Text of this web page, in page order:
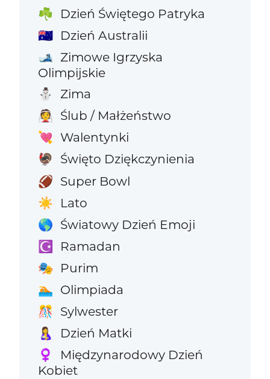
☘️ Dzień Świętego Patryka
🇦🇺 Dzień Australii
🎿 Zimowe Igrzyska
Olimpijskie
⛄ Zima
👰 Ślub / Małżeństwo
💘 Walentynki
🦃 Święto Dziękczynienia
🏈 Super Bowl
☀️ Lato
🌎 Światowy Dzień Emoji
☪️ Ramadan
🎭 Purim
🏊 Olimpiada
🎊 Sylwester
🤱 Dzień Matki
♀️
Międzynarodowy Dzień
Kobiet